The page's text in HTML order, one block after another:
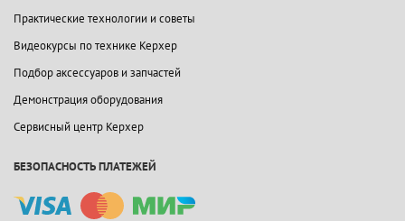
Практические технологии и советы
Видеокурсы по технике Керхер
Подбор аксессуаров и запчастей
Демонстрация оборудования
Сервисный центр Керхер
БЕЗОПАСНОСТЬ ПЛАТЕЖЕЙ